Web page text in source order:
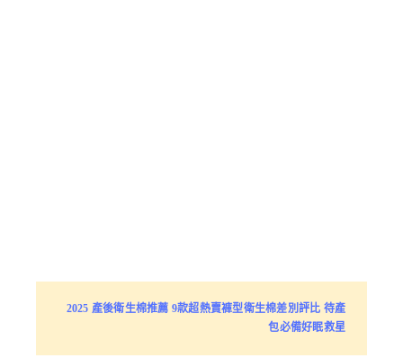
2025 產後衛生棉推薦 9款超熱賣褲型衛生棉差別評比 待產
包必備好眠救星